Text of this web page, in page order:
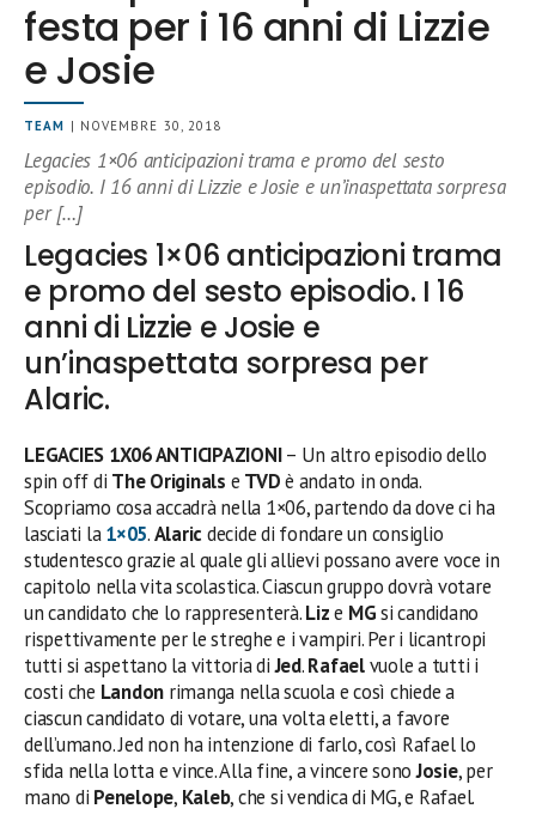
festa per i 16 anni di Lizzie
e Josie
TEAM | NOVEMBRE 30, 2018
Legacies 1×06 anticipazioni trama e promo del sesto
episodio. I 16 anni di Lizzie e Josie e un’inaspettata sorpresa
per […]
Legacies 1×06 anticipazioni trama
e promo del sesto episodio. I 16
anni di Lizzie e Josie e
un’inaspettata sorpresa per
Alaric.
LEGACIES 1X06 ANTICIPAZIONI– Un altro episodio dello
spin off di The Originals e TVDè andato in onda.
Scopriamo cosa accadrà nella 1×06, partendo da dove ci ha
lasciati la1×05.Alaric decide di fondare un consiglio
studentesco grazie al quale gli allievi possano avere voce in
capitolo nella vita scolastica. Ciascun gruppo dovrà votare
un candidato che lo rappresenterà.Lize MGsi candidano
rispettivamente per le streghe e i vampiri. Per i licantropi
tutti si aspettano la vittoria diJed.Rafaelvuole a tutti i
costi che Landon rimanga nella scuola e così chiede a
ciascun candidato di votare, una volta eletti, a favore
dell’umano. Jed non ha intenzione di farlo, così Rafael lo
sfida nella lotta e vince. Alla fine, a vincere sonoJosie, per
mano di Penelope, Kaleb, che si vendica di MG, e Rafael.